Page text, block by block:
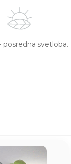
posredna svetloba.